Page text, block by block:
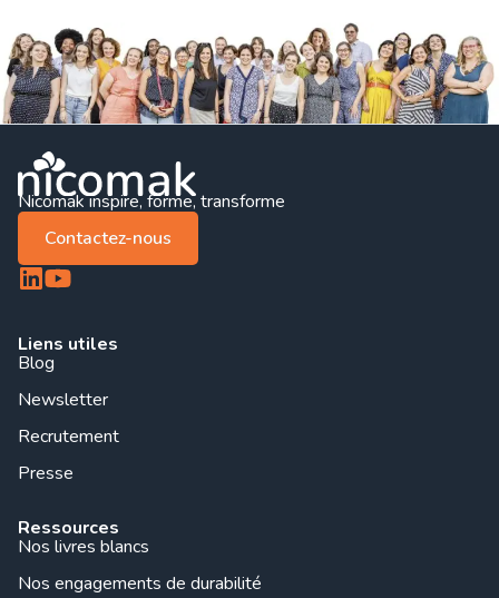
Nicomak inspire, forme, transforme
Contactez-nous
Liens utiles
Blog
Newsletter
Recrutement
Presse
Ressources
Nos livres blancs
Nos engagements de durabilité